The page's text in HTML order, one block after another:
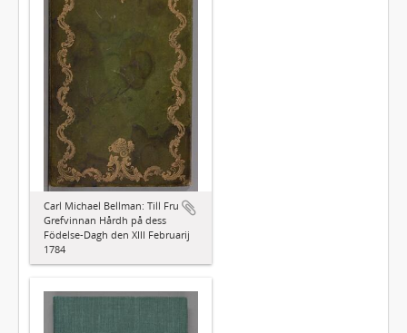
Carl Michael Bellman: Till Fru
Grefvinnan Hårdh på dess
Födelse-Dagh den XIII Februarij
1784